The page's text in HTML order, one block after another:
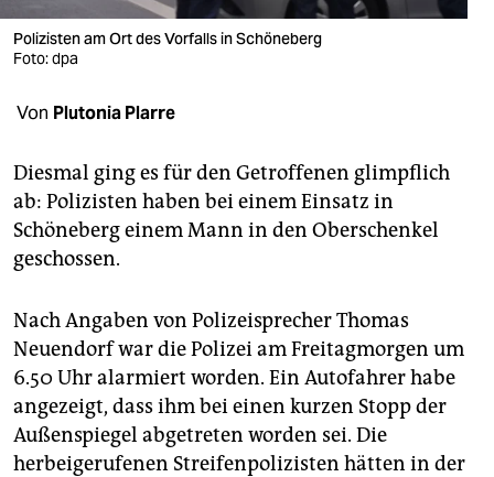
verlag
verlag
veranstaltungen
fragen & hilfe
unterstützen
abo
genossenschaft
epaper login
Polizisten am Ort des Vorfalls in Schöneberg
Foto: dpa
Von Plutonia Plarre
Diesmal ging es für den Getroffenen glimpflich
ab: Polizisten haben bei einem Einsatz in
Schöneberg einem Mann in den Oberschenkel
geschossen.
Nach Angaben von Polizeisprecher Thomas
Neuendorf war die Polizei am Freitagmorgen um
6.50 Uhr alarmiert worden. Ein Autofahrer habe
angezeigt, dass ihm bei einen kurzen Stopp der
Außenspiegel abgetreten worden sei. Die
herbeigerufenen Streifenpolizisten hätten in der